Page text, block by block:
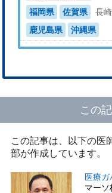
福岡県 佐賀県 長
鹿児島県
沖縄県
この
この記事は、以下の医
部が作成しています。
医療ガ
マー